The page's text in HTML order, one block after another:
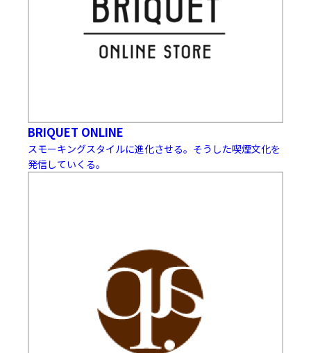
BRIQUET ONLINE
スモーキングスタイルに進化させる。そうした喫煙文化を
発信していくる。